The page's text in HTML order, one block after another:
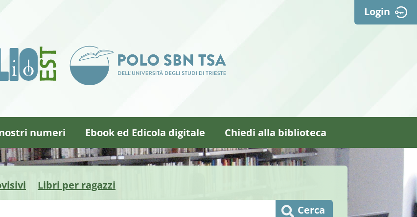
Login
numeri Ebook ed Edicola digitale Chiedi alla biblioteca
Libri per ragazzi
Cerca